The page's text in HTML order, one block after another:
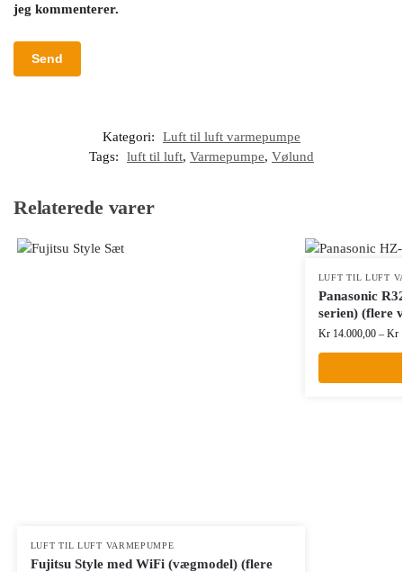
jeg kommenterer.
Kategori:
Luft til luft varmepumpe
Tags:
luft til luft, Varmepumpe, Vølund
Relaterede varer
LUFT TIL LUFT VARMEPUMPE
Fujitsu Style med WiFi (vægmodel) (flere
LUFT TIL LUFT
Panasonic
serien) (flere
Kr14.000,00 – Kr